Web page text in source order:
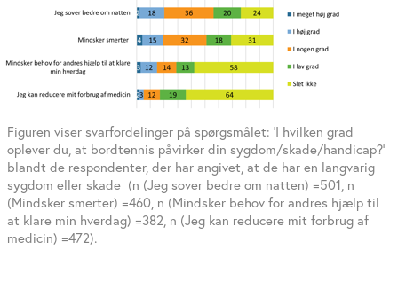
Figuren viser svarfordelinger på spørgsmålet: ’I hvilken grad
oplever du, at bordtennis påvirker din sygdom/skade/handicap?’
blandt de respondenter, der har angivet, at de har en langvarig
sygdom eller skade (n (Jeg sover bedre om natten) =501, n
(Mindsker smerter) =460, n (Mindsker behov for andres hjælp til
at klare min hverdag) =382, n (Jeg kan reducere mit forbrug af
medicin) =472).